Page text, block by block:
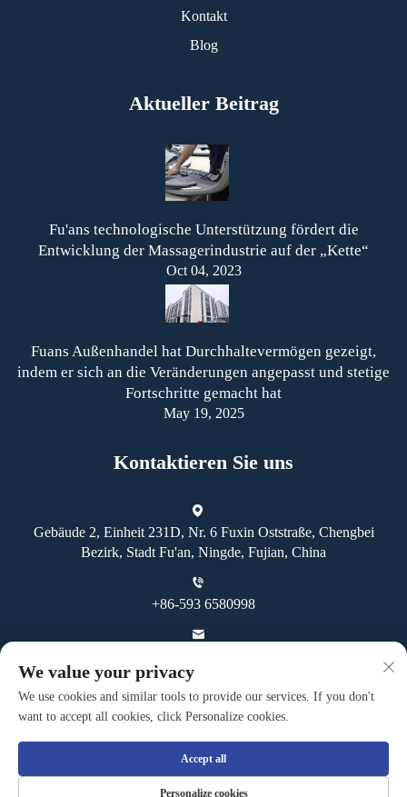
Kontakt
Blog
Aktueller Beitrag
Fu'ans technologische Unterstützung fördert die
Entwicklung der Massagerindustrie auf der „Kette“
Oct 04, 2023
Fuans Außenhandel hat Durchhaltevermögen gezeigt,
indem er sich an die Veränderungen angepasst und stetige
Fortschritte gemacht hat
May 19, 2025
Kontaktieren Sie uns
Gebäude 2, Einheit 231D, Nr. 6 Fuxin Oststraße, Chengbei
Bezirk, Stadt Fu'an, Ningde, Fujian, China
+86-593 6580998
Copyright © Fuan Guoheng Industrial And Trading Co., Ltd. Alle
We value your privacy
We use cookies and similar tools to provide our services. If you don't
want to accept all cookies, click Personalize cookies.
Personalize cookies
Accept all